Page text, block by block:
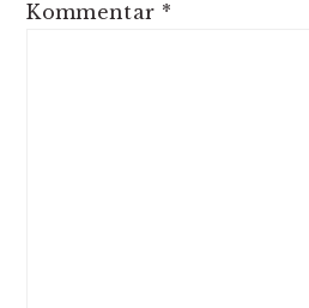
Kommentar *